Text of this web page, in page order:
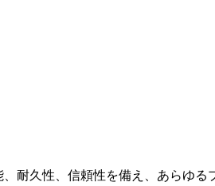
耐久性、信頼性を備え、あらゆ